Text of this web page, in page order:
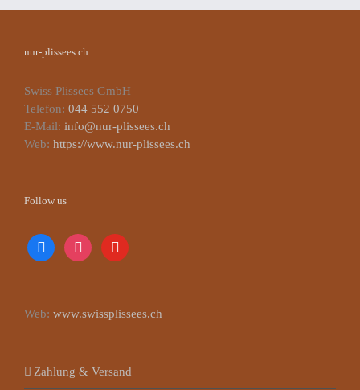
nur-plissees.ch
Swiss Plissees GmbH
Telefon: 044 552 0750
E-Mail: info@nur-plissees.ch
Web: https://www.nur-plissees.ch
Follow us
facebookinstagramyoutube
Web: www.swissplissees.ch
Zahlung & Versand